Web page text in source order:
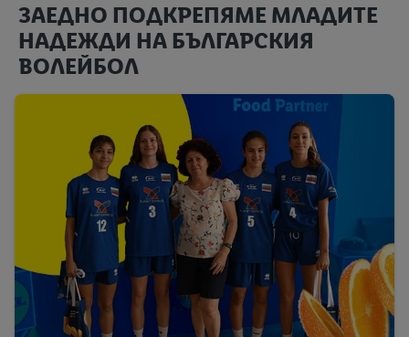
ЗАЕДНО ПОДКРЕПЯМЕ МЛАДИТЕ
НАДЕЖДИ НА БЪЛГАРСКИЯ
ВОЛЕЙБОЛ